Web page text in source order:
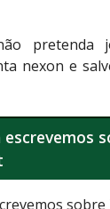
pretenda
nexon e